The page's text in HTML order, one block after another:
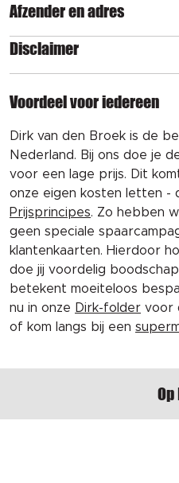
Afzender en adres
Disclaimer
Voordeel voor iedereen
Dirk van den Broek is de
Nederland. Bij ons doe je
voor een lage prijs. Dit
onze eigen kosten letten -
Prijsprincipes. Zo hebben
geen speciale
klantenkaarten. Hierdoor
doe jij voordelig
betekent moeiteloos
nu in onze Dirk-folder voor
of kom langs bij een